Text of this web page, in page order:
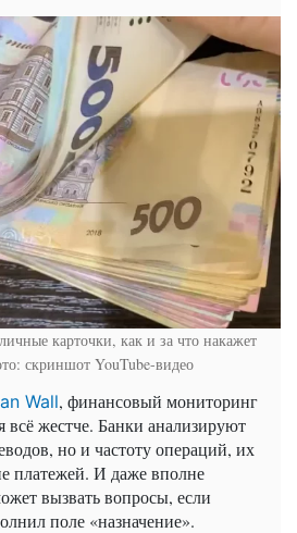
карточки, как и за что накажет
скриншот YouTube-видео
Wall, финансовый мониторинг
всё жестче. Банки анализируют
но и частоту операций, их
платежей. И даже вполне
вызвать вопросы, если
поле «назначение».